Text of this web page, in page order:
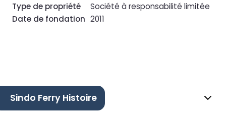
Type de propriété
Société à responsabilité limitée
Date de fondation 2011
Sindo Ferry Histoire